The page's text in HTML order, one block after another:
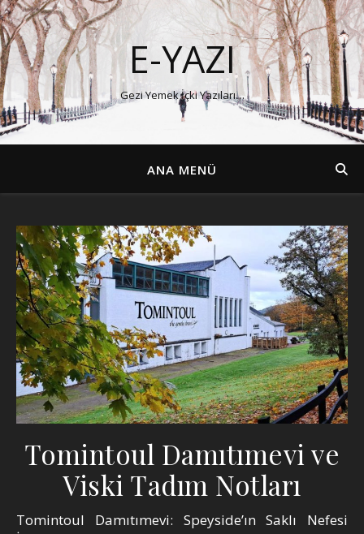
E-YAZI
Gezi Yemek İçki Yazıları…
ANA MENÜ
Tomintoul Damıtımevi ve
Viski Tadım Notları
Tomintoul Damıtımevi: Speyside’ın Saklı Nefesi